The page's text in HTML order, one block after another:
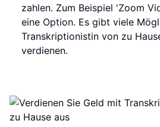
zahlen. Zum Beispiel 'Zoom
eine Option. Es gibt viele
Transkriptionistin von zu
verdienen.